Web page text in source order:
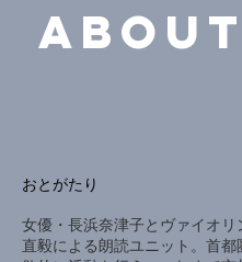
​おとがたり
女優・長浜奈津子とヴァイオリ
直毅による朗読ユニット。首都